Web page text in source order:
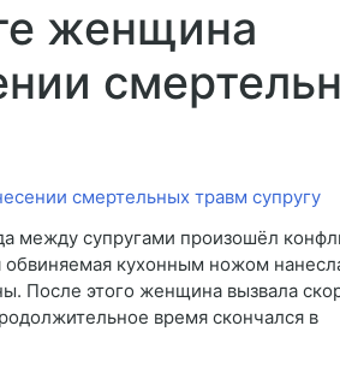
женщина
между супругами произошёл
обвиняемая кухонным ножом
После этого женщина вызвала
время скончался в